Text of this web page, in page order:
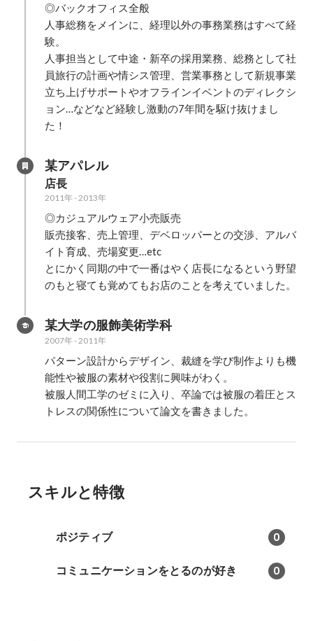
◎バックオフィス全般
人事総務をメインに、経理以外の事務業務はすべて経
験。
人事担当として中途・新卒の採用業務、総務として社
員旅行の計画や情シス管理、営業事務として新規事業
立ち上げサポートやオフラインイベントのディレクシ
ョン…などなど経験し激動の7年間を駆け抜けまし
た！
某アパレル
店長
2011年- 2013年
◎カジュアルウェア小売販売
販売接客、売上管理、デベロッパーとの交渉、アルバ
イト育成、売場変更…etc
とにかく同期の中で一番はやく店長になるという野望
のもと寝ても覚めてもお店のことを考えていました。
某大学の服飾美術学科
2007年- 2011年
パターン設計からデザイン、裁縫を学び制作よりも機
能性や被服の素材や役割に興味がわく。
被服人間工学のゼミに入り、卒論では被服の着圧とス
トレスの関係性について論文を書きました。
スキルと特徴
ポジティブ 0
コミュニケーションをとるのが好き 0